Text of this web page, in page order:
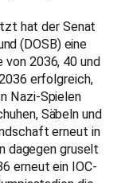
hat der Senat
(DOSB) eine
von 2036, 40 und
erfolgreich,
Nazi-Spielen
Säbeln und
erneut in
dagegen gruselt
erneut ein IOC-